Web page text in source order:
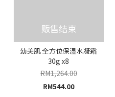
贩售结束
幼美肌 全方位保湿水凝霜
30g x8
RM1,264.00
RM544.00